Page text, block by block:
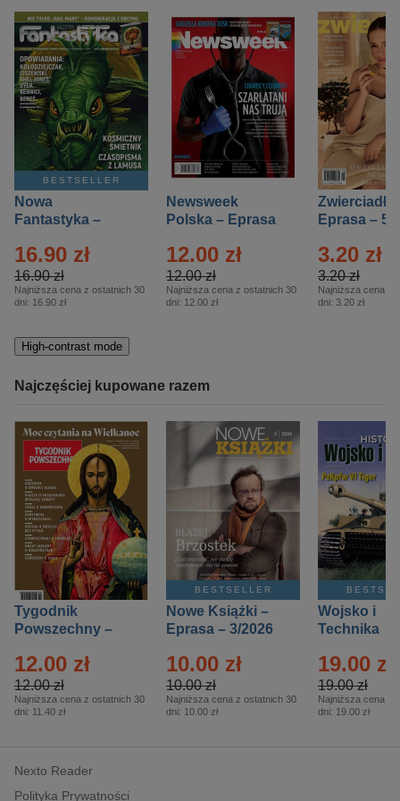
BESTSELLER
Nowa
Fantastyka –
16.90 zł
16.90 zł
Najniższa cena z ostatnich 30
dni: 16.90 zł
Newsweek
Polska – Eprasa
12.00 zł
12.00 zł
Najniższa cena z ostatnich 30
dni: 12.00 zł
Zwierciadło
Eprasa – 5/
3.20 zł
3.20 zł
Najniższa cena z
dni: 3.20 zł
High-contrast mode
Najczęściej kupowane razem
Tygodnik
Powszechny –
12.00 zł
12.00 zł
Najniższa cena z ostatnich 30
dni: 11.40 zł
BESTSELLER
Nowe Książki –
Eprasa – 3/2026
10.00 zł
10.00 zł
Najniższa cena z ostatnich 30
dni: 10.00 zł
Wojsko i
Technika
– 2/2026
19.00 zł
19.00 zł
Najniższa cena z
dni: 19.00 zł
Nexto Reader
Polityka Prywatności